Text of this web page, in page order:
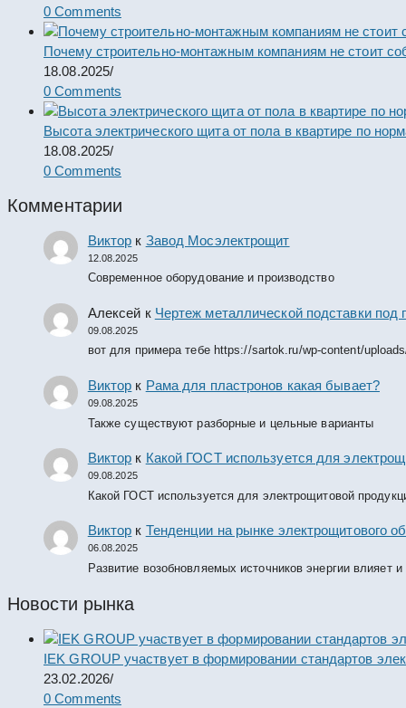
0 Comments
Почему строительно-монтажным компаниям не стоит
18.08.2025/
0 Comments
Высота электрического щита от пола в квартире по
18.08.2025/
0 Comments
Комментарии
Виктор к Завод Мосэлектрощит
12.08.2025
Современное оборудование и производство
Алексей к Чертеж металлической подставки
09.08.2025
вот для примера тебе https://sartok.ru/wp-content/
Виктор к Рама для пластронов какая бывает?
09.08.2025
Также существуют разборные и цельные варианты
Виктор к Какой ГОСТ используется для
09.08.2025
Какой ГОСТ используется для электрощитовой
Виктор к Тенденции на рынке электрощитового
06.08.2025
Развитие возобновляемых источников энергии влияет
Новости рынка
IEK GROUP участвует в формировании стандартов
23.02.2026/
0 Comments